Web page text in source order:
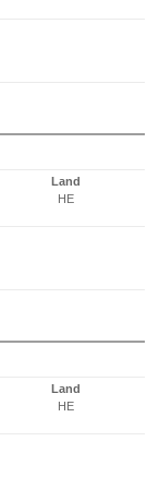
Land
HE
Land
HE